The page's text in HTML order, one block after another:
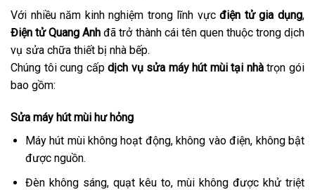
Với nhiều năm kinh nghiệm trong lĩnh vựcđiện tử gia dụng,
Điện tử Quang Anh đã trở thành cái tên quen thuộc trong dịch
vụ sửa chữa thiết bị nhà bếp.
Chúng tôi cung cấpdịch vụ sửa máy hút mùi tại nhàtrọn gói
bao gồm:
Sửa máy hút mùi hư hỏng
Máy hút mùi không hoạt động, không vào điện, không bật
được nguồn.
Đèn không sáng, quạt kêu to, mùi không được khử triệt